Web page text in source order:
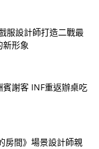
服設計師打造二戰最
新形象
謝客 INF重返辦桌吃
房間》場景設計師親